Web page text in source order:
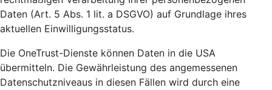
Daten (Art. 5 Abs. 1 lit. a DSGVO) auf Grundlage ihres
aktuellen Einwilligungsstatus.
Die OneTrust-Dienste können Daten in die USA
übermitteln. Die Gewährleistung des angemessenen
Datenschutzniveaus in diesen Fällen wird durch eine